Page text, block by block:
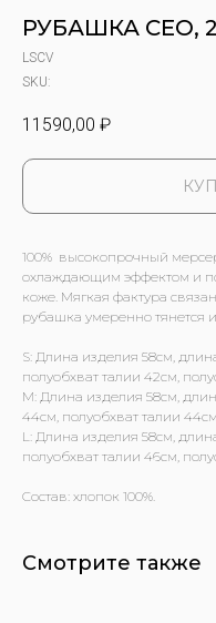
РУБАШКА CEO,
LSCV
SKU:
11590,00 ₽
100% высокопрочный
охлаждающим эффектом и
коже. Мягкая фактура
рубашка умеренно тянется
S: Длина изделия 58см,
полуобхват талии 42см,
M: Длина изделия 58см,
44см, полуобхват талии
L: Длина изделия 58см,
полуобхват талии 46см,
Состав: хлопок 100%.
Смотрите также